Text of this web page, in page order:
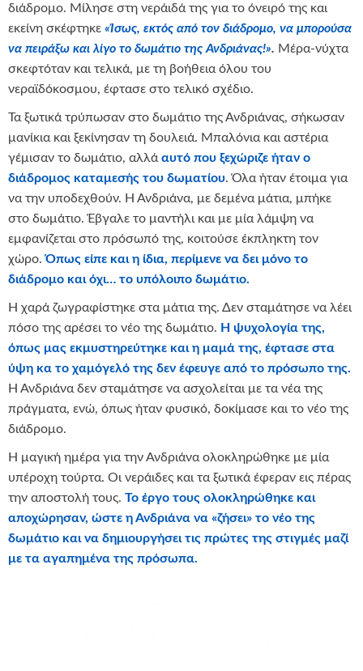
διάδρομο. Μίλησε στη νεράιδά της για το όνειρό της και
εκείνη σκέφτηκε «Ίσως, εκτός από τον διάδρομο, να μπορούσα
να πειράξω και λίγο το δωμάτιο της Ανδριάνας!». Μέρα-νύχτα
σκεφτόταν και τελικά, με τη βοήθεια όλου του
νεραϊδόκοσμου, έφτασε στο τελικό σχέδιο.
Τα ξωτικά τρύπωσαν στο δωμάτιο της Ανδριάνας, σήκωσαν
μανίκια και ξεκίνησαν τη δουλειά. Μπαλόνια και αστέρια
γέμισαν το δωμάτιο, αλλά αυτό που ξεχώριζε ήταν ο
διάδρομος καταμεσής του δωματίου. Όλα ήταν έτοιμα για
να την υποδεχθούν. Η Ανδριάνα, με δεμένα μάτια, μπήκε
στο δωμάτιο. Έβγαλε το μαντήλι και με μία λάμψη να
εμφανίζεται στο πρόσωπό της, κοιτούσε έκπληκτη τον
χώρο.Όπως είπε και η ίδια, περίμενε να δει μόνο το
διάδρομο και όχι… το υπόλοιπο δωμάτιο.
Η χαρά ζωγραφίστηκε στα μάτια της. Δεν σταμάτησε να λέει
πόσο της αρέσει το νέο της δωμάτιο. Η ψυχολογία της,
όπως μας εκμυστηρεύτηκε και η μαμά της, έφτασε στα
ύψη κα το χαμόγελό της δεν έφευγε από το πρόσωπο της.
Η Ανδριάνα δεν σταμάτησε να ασχολείται με τα νέα της
πράγματα, ενώ, όπως ήταν φυσικό, δοκίμασε και το νέο της
διάδρομο.
Η μαγική ημέρα για την Ανδριάνα ολοκληρώθηκε με μία
υπέροχη τούρτα. Οι νεράιδες και τα ξωτικά έφεραν εις πέρας
την αποστολή τους. Το έργο τους ολοκληρώθηκε και
αποχώρησαν, ώστε η Ανδριάνα να «ζήσει» το νέο της
δωμάτιο και να δημιουργήσει τις πρώτες της στιγμές μαζί
με τα αγαπημένα της πρόσωπα.